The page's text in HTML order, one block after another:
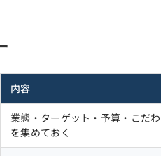
内容
業態・ターゲット・予算・こだ
を集めておく